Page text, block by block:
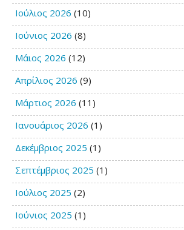
Ιούλιος 2026 (10)
Ιούνιος 2026 (8)
Μάιος 2026 (12)
Απρίλιος 2026 (9)
Μάρτιος 2026 (11)
Ιανουάριος 2026 (1)
Δεκέμβριος 2025 (1)
Σεπτέμβριος 2025 (1)
Ιούλιος 2025 (2)
Ιούνιος 2025 (1)